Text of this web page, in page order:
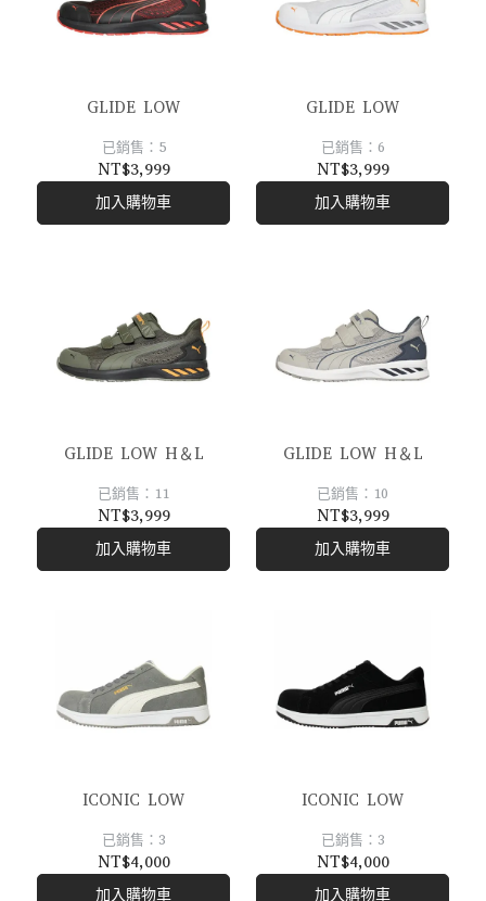
GLIDE LOW
已銷售：5
NT$3,999
加入購物車
GLIDE LOW
已銷售：6
NT$3,999
加入購物車
GLIDE LOW H＆L
已銷售：11
NT$3,999
加入購物車
GLIDE LOW H＆L
已銷售：10
NT$3,999
加入購物車
ICONIC LOW
已銷售：3
NT$4,000
加入購物車
ICONIC LOW
已銷售：3
NT$4,000
加入購物車